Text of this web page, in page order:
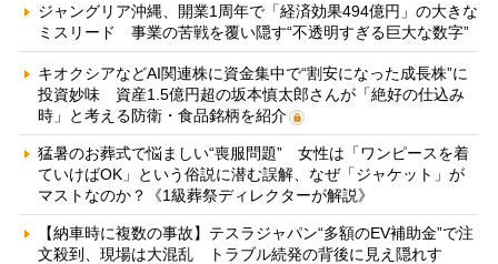
ジャングリア沖縄、開業1周年で「経済効果494億円」の大きな
ミスリード 事業の苦戦を覆い隠す“不透明すぎる巨大な数字”
キオクシアなどAI関連株に資金集中で“割安になった成長株”に
投資妙味 資産1.5億円超の坂本慎太郎さんが「絶好の仕込み
時」と考える防衛・食品銘柄を紹介
猛暑のお葬式で悩ましい“喪服問題” 女性は「ワンピースを着
ていけばOK」という俗説に潜む誤解、なぜ「ジャケット」が
マストなのか？《1級葬祭ディレクターが解説》
【納車時に複数の事故】テスラジャパン“多額のEV補助金”で注
文殺到、現場は大混乱 トラブル続発の背後に見え隠れす